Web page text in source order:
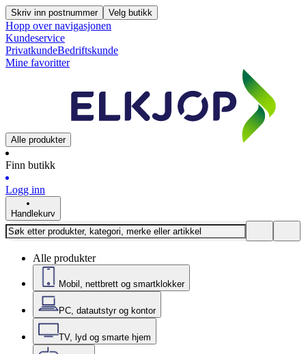
Skriv inn postnummer Velg butikk
Hopp over navigasjonen
Kundeservice
PrivatkundeBedriftskunde
Mine favoritter
Alle produkter
Finn butikk
Logg inn
Handlekurv
Alle produkter
Mobil, nettbrett og smartklokker
PC, datautstyr og kontor
TV, lyd og smarte hjem